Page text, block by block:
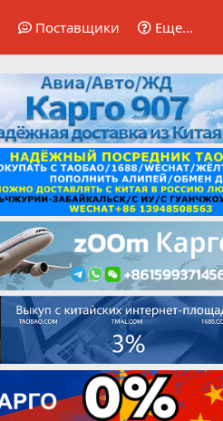
Поставщики Еще...